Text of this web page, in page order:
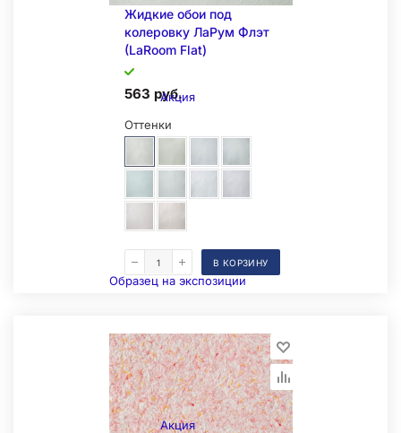
Акция
Образец на экспозиции
Жидкие обои под
колеровку ЛаРум Флэт
(LaRoom Flat)
563 руб.
Оттенки
В КОРЗИНУ
Акция